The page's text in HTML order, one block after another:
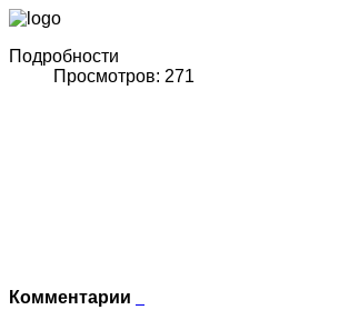
Подробности
Просмотров: 271
Комментарии